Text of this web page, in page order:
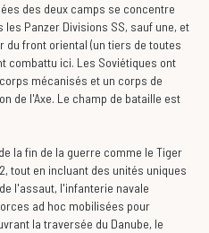
des deux camps se concentre
les Panzer Divisions SS, sauf une, et
du front oriental (un tiers de toutes
combattu ici. Les Soviétiques ont
mécanisés et un corps de
de l'Axe. Le champ de bataille est
la fin de la guerre comme le Tiger
tout en incluant des unités uniques
l'assaut, l'infanterie navale
ad hoc mobilisées pour
la traversée du Danube, le